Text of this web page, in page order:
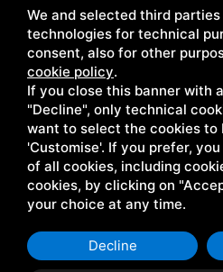
We and selected third
technologies for technical
consent, also for other
cookie policy.
If you close this banner with
"Decline", only technical
want to select the cookies to
'Customise'. If you prefer,
of all cookies, including
cookies, by clicking on
your choice at any time.
Decline